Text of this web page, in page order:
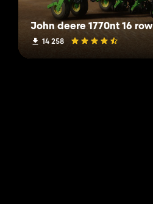
John deere 1770nt 16 row
14 258